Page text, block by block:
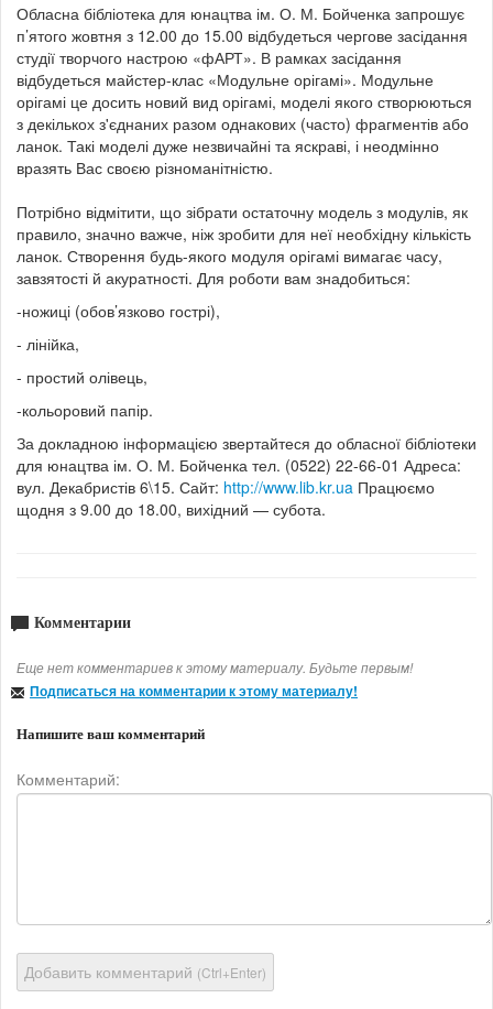
Обласна бібліотека для юнацтва ім. О. М. Бойченка запрошує
п’ятого жовтня з 12.00 до 15.00 відбудеться чергове засідання
студії творчого настрою «фАРТ». В рамках засідання
відбудеться майстер-клас «Модульне орігамі». Модульне
орігамі це досить новий вид орігамі, моделі якого створюються
з декількох з'єднаних разом однакових (часто) фрагментів або
ланок. Такі моделі дуже незвичайні та яскраві, і неодмінно
вразять Вас своєю різноманітністю.
Потрібно відмітити, що зібрати остаточну модель з модулів, як
правило, значно важче, ніж зробити для неї необхідну кількість
ланок. Створення будь-якого модуля орігамі вимагає часу,
завзятості й акуратності. Для роботи вам знадобиться:
-ножиці (обов’язково гострі),
- лінійка,
- простий олівець,
-кольоровий папір.
За докладною інформацією звертайтеся до обласної бібліотеки
для юнацтва ім. О. М. Бойченка тел. (0522) 22-66-01 Адреса:
вул. Декабристів 6\15. Сайт: http://www.lib.kr.ua Працюємо
щодня з 9.00 до 18.00, вихідний — субота.
Комментарии
Еще нет комментариев к этому материалу. Будьте первым!
Подписаться на комментарии к этому материалу!
Напишите ваш комментарий
Комментарий:
Добавить комментарий (Ctrl+Enter)